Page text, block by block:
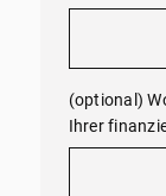
(optional)
Ihrer